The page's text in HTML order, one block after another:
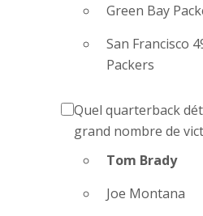
Green Bay
San Francisco
Packers
Quel quarterback
grand nombre de
Tom Brady
Joe Montana